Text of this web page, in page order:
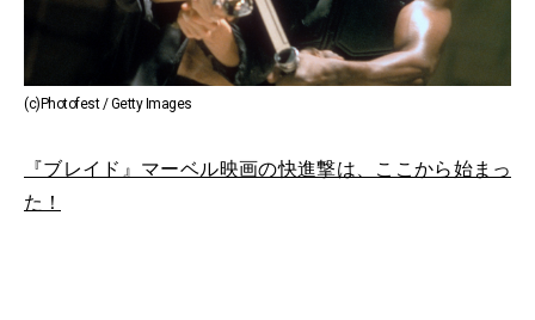
(c)Photofest / Getty Images
『ブレイド』マーベル映画の快進撃は、ここから始まっ
た！